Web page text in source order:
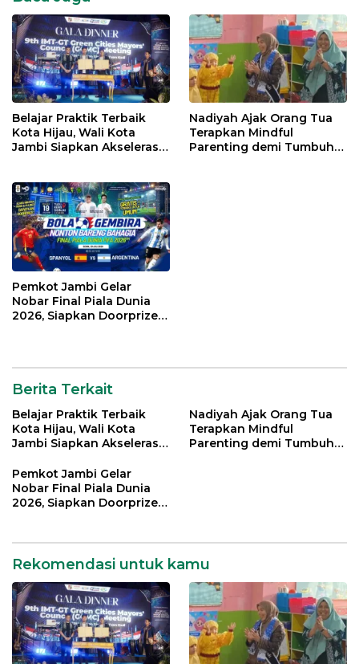
Belajar Praktik Terbaik
Kota Hijau, Wali Kota
Jambi Siapkan Akselerasi
Nadiyah Ajak Orang Tua
Terapkan Mindful
Parenting demi Tumbuh
Pemkot Jambi Gelar
Nobar Final Piala Dunia
2026, Siapkan Doorprize
Berita Terkait
Belajar Praktik Terbaik
Kota Hijau, Wali Kota
Jambi Siapkan Akselerasi
Sampah
Nadiyah Ajak Orang Tua
Terapkan Mindful
Parenting demi Tumbuh
Pemkot Jambi Gelar
Nobar Final Piala Dunia
2026, Siapkan Doorprize
Rekomendasi untuk kamu